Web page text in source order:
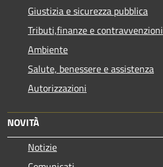
Giustizia e sicurezza pubblica
Tributi,finanze e contravvenzioni
Ambiente
Salute, benessere e assistenza
Autorizzazioni
NOVITÀ
Notizie